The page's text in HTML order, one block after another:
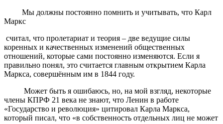
Мы должны постоянно помнить и учитывать, что Карл
Маркс
считал, что пролетариат и теория – две ведущие силы
коренных и качественных изменений общественных
отношений, которые сами постоянно изменяются. Если я
правильно понял, это считается главным открытием Карла
Маркса, совершённым им в 1844 году.
Может быть я ошибаюсь, но, на мой взгляд, некоторые
члены КПРФ 21 века не знают, что Ленин в работе
«Государство и революция» цитировал Карла Маркса,
который писал, что «в собственность отдельных лиц не может